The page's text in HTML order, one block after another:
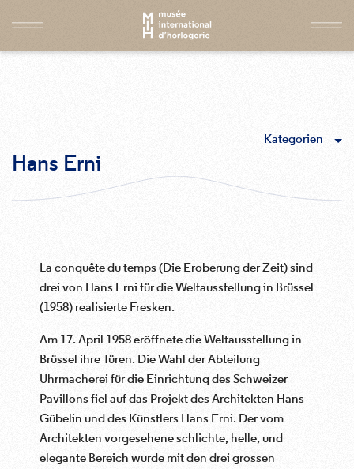
Kategorien
Hans Erni
La conquête du temps (Die Eroberung der Zeit) sind
drei von Hans Erni für die Weltausstellung in Brüssel
(1958) realisierte Fresken.
Am 17. April 1958 eröffnete die Weltausstellung in
Brüssel ihre Türen. Die Wahl der Abteilung
Uhrmacherei für die Einrichtung des Schweizer
Pavillons fiel auf das Projekt des Architekten Hans
Gübelin und des Künstlers Hans Erni. Der vom
Architekten vorgesehene schlichte, helle, und
elegante Bereich wurde mit den drei grossen